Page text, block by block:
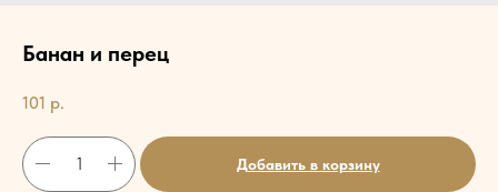
Банан и перец
101 р.
Добавить в корзину